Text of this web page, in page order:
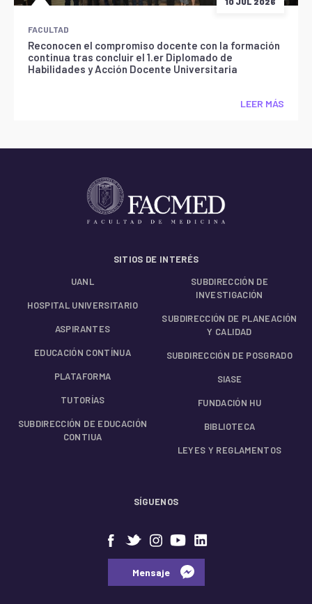
FACULTAD
Reconocen el compromiso docente con la formación
continua tras concluir el 1.er Diplomado de
Habilidades y Acción Docente Universitaria
LEER MÁS
SITIOS DE INTERÉS
UANL
HOSPITAL UNIVERSITARIO
ASPIRANTES
EDUCACIÓN CONTÍNUA
PLATAFORMA
TUTORÍAS
SUBDIRECCIÓN DE EDUCACIÓN
CONTIUA
SUBDIRECCIÓN DE
INVESTIGACIÓN
SUBDIRECCIÓN DE PLANEACIÓN
Y CALIDAD
SUBDIRECCIÓN DE POSGRADO
SIASE
FUNDACIÓN HU
BIBLIOTECA
LEYES Y REGLAMENTOS
SÍGUENOS
⠀⠀Mensaje⠀